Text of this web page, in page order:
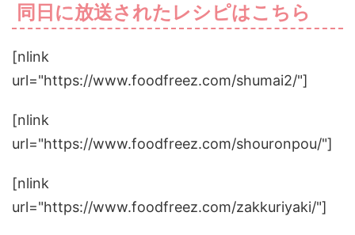
同日に放送されたレシピはこちら
[nlink
url="https://www.foodfreez.com/shumai2/"]
[nlink
url="https://www.foodfreez.com/shouronpou/"]
[nlink
url="https://www.foodfreez.com/zakkuriyaki/"]